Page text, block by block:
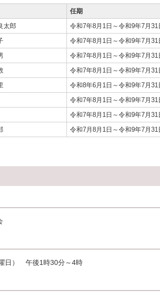
任期
太郎
令和7年8月1日～令和9年7月31
令和7年8月1日～令和9年7月31
令和7年8月1日～令和9年7月31
令和7年8月1日～令和9年7月31
令和8年6月1日～令和9年7月31
令和7年8月1日～令和9年7月31
令和7年8月1日～令和9年7月31
令和7月8月1日～令和9年7月31
日） 午後1時30分～4時